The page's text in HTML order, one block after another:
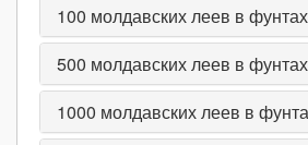
100 молдавских леев в
500 молдавских леев в
1000 молдавских леев в